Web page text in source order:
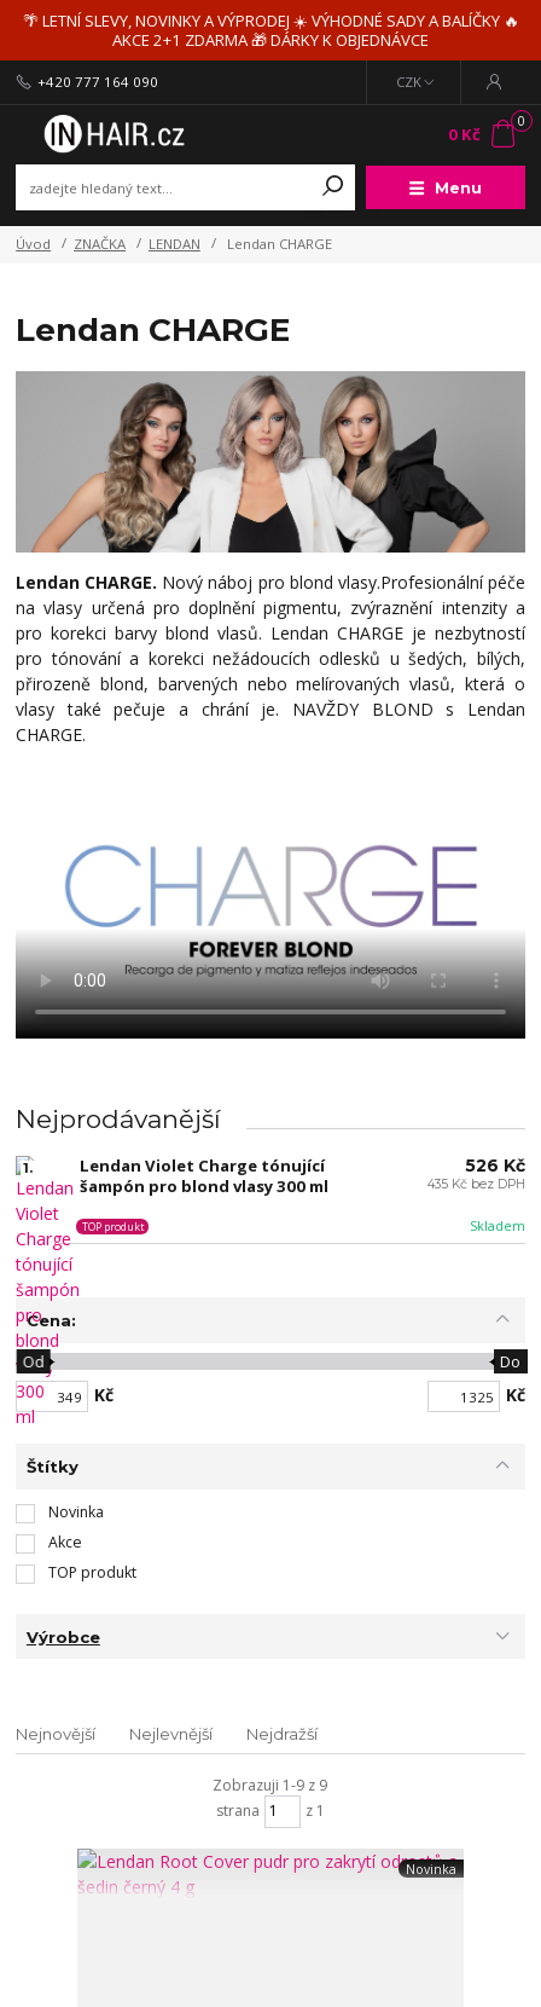
🌴 LETNÍ SLEVY, NOVINKY A VÝPRODEJ ☀️ VÝHODNÉ SADY A BALÍČKY 🔥
AKCE 2+1 ZDARMA 🎁 DÁRKY K OBJEDNÁVCE
Menu
CZK
+420 777 164 090
0
0 Kč
Úvod ZNAČKA LENDAN Lendan CHARGE
Lendan CHARGE
Lendan CHARGE. Nový náboj pro blond vlasy.Profesionální péče
na vlasy určená pro doplnění pigmentu, zvýraznění intenzity a
pro korekci barvy blond vlasů. Lendan CHARGE je nezbytností
pro tónování a korekci nežádoucích odlesků u šedých, bílých,
přirozeně blond, barvených nebo melírovaných vlasů, která o
vlasy také pečuje a chrání je. NAVŽDY BLOND s Lendan
CHARGE.
Nejprodávanější
1.
Lendan Violet Charge tónující
šampón pro blond vlasy 300 ml
Skladem
TOP produkt
526 Kč
435 Kč bez DPH
Cena:
Kč
Od Do
Kč
Štítky
Novinka
Akce
TOP produkt
Výrobce
Nejnovější Nejlevnější Nejdražší
Zobrazuji 1-9 z 9
strana
z 1
Novinka